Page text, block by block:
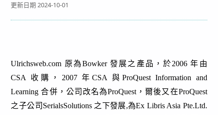
更新日期 2024-10-01
Ulrichsweb.com 原為Bowker 發展之產品，於2006 年由
CSA 收購，2007 年CSA 與ProQuest Information and
Learning 合併，公司改名為ProQuest，爾後又在ProQuest
之子公司SerialsSolutions 之下發展,為Ex Libris Asia Pte.Ltd.